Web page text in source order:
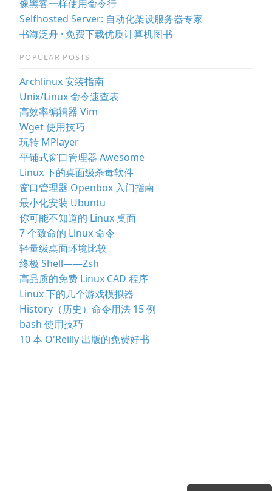
像黑客一样使用命令行
Selfhosted Server: 自动化架设服务器专家
书海泛舟 · 免费下载优质计算机图书
POPULAR POSTS
Archlinux 安装指南
Unix/Linux 命令速查表
高效率编辑器 Vim
Wget 使用技巧
玩转 MPlayer
平铺式窗口管理器 Awesome
Linux 下的桌面级杀毒软件
窗口管理器 Openbox 入门指南
最小化安装 Ubuntu
你可能不知道的 Linux 桌面
7 个致命的 Linux 命令
轻量级桌面环境比较
终极 Shell——Zsh
高品质的免费 Linux CAD 程序
Linux 下的几个游戏模拟器
History（历史）命令用法 15 例
bash 使用技巧
10 本 O'Reilly 出版的免费好书